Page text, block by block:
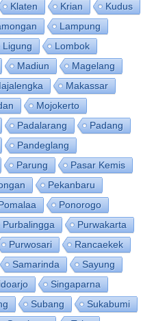
Klaten Krian
Kudus
Lampung
Ligung
Lombok
Madiun
Magelang
Makassar
Mojokerto
Padalarang
Padang
Pandeglang
Parung
Pasar Kemis
Pekanbaru
Ponorogo
Purbalingga
Purwakarta
Purwosari
Rancaekek
Samarinda
Sayung
Singaparna
Subang
Sukabumi